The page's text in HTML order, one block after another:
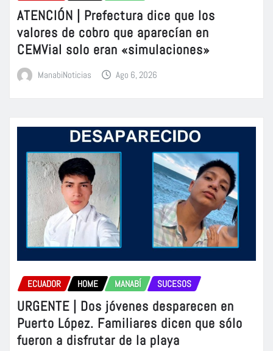
ATENCIÓN | Prefectura dice que los
valores de cobro que aparecían en
CEMVial solo eran «simulaciones»
ManabiNoticias Ago 6, 2026
ECUADOR HOME MANABÍ SUCESOS
URGENTE | Dos jóvenes desparecen en
Puerto López. Familiares dicen que sólo
fueron a disfrutar de la playa